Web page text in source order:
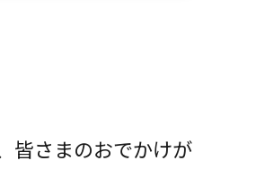
皆さまのおでかけが